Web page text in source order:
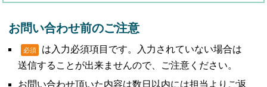
お問い合わせ前のご注意
必須
は入力必須項目です。入力されていない場合は
送信することが出来ませんので、ご注意ください。
お問い合わせ頂いた内容は数日以内には担当よりご返